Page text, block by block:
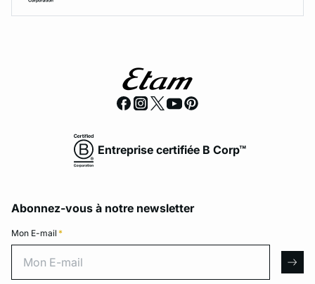
Entreprise certifiée B Corp™
Abonnez-vous à notre newsletter
Mon E-mail *